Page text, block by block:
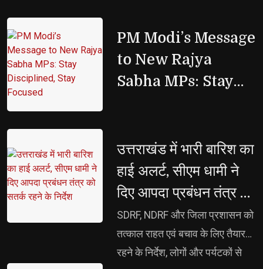
PM Modi’s Message
to New Rajya
Sabha MPs: Stay
उत्तराखंड में भारी बारिश का
हाई अलर्ट, सीएम धामी ने
दिए आपदा प्रबंधन तंत्र को
सतर्क रहने के निर्देश
SDRF, NDRF और जिला प्रशासन को
तत्काल राहत एवं बचाव के लिए तैयार
रहने के निर्देश, लोगों और पर्यटकों से